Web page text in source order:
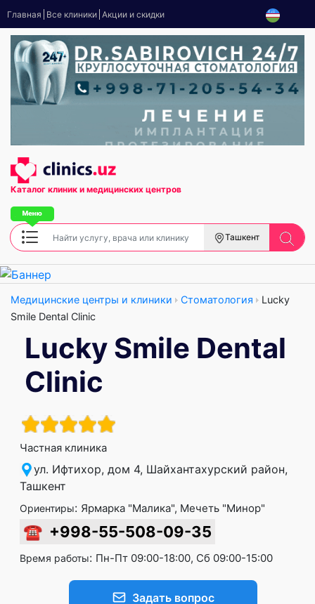
Главная Все клиники Акции и скидки
Каталог клиник и медицинских центров
Ташкент
Медицинские центры и клиники Стоматология
Lucky
Smile Dental Clinic
Lucky Smile Dental
Clinic
Частная клиника
ул. Ифтихор, дом 4, Шайхантахурский район,
Ташкент
Ориентиры: Ярмарка "Малика", Мечеть "Минор"
☎ +998-55-508-09-35
Время работы: Пн-Пт 09:00-18:00, Сб 09:00-15:00
Задать вопрос